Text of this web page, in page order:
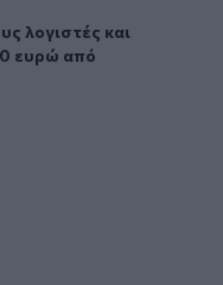
λεία 15.000 ευρώ
λογιστές και
λογιστές και
ευρώ από